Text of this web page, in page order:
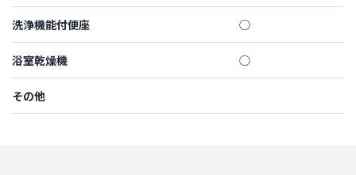
洗浄機能付便座 ◯
浴室乾燥機 ◯
その他